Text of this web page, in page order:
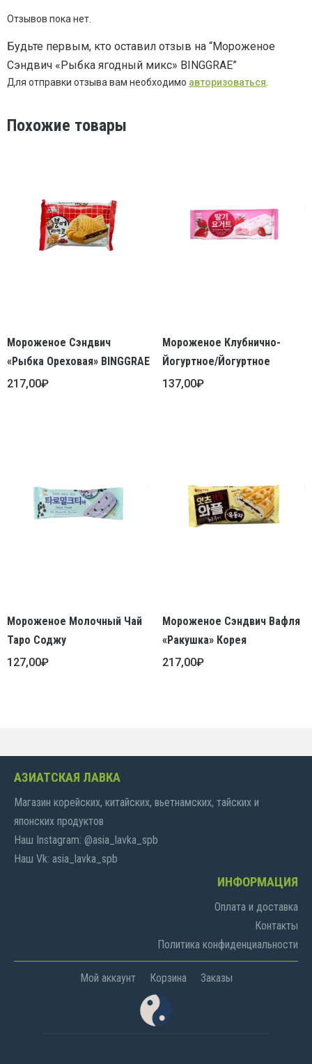
BINGGRAE
Отзывов пока нет.
Будьте первым, кто оставил отзыв на “Мороженое
Сэндвич «Рыбка ягодный микс» BINGGRAE”
Для отправки отзыва вам необходимо авторизоваться
Похожие товары
Мороженое Сэндвич
«Рыбка Ореховая» BINGGRAE
217,00₽
Мороженое Клубнично-
Йогуртное/Йогуртное
137,00₽
Мороженое Молочный Чай
Таро Соджу
127,00₽
Мороженое Сэндвич Вафля
«Ракушка» Корея
217,00₽
АЗИАТСКАЯ ЛАВКА
Магазин корейских, китайских, вьетнамских, тайских и
японских продуктов
Наш Instagram: @asia_lavka_spb
Наш Vk: asia_lavka_spb
ИНФОРМАЦИЯ
Оплата и доставка
Контакты
Политика конфиденциальности
Мой аккаунт Корзина Заказы